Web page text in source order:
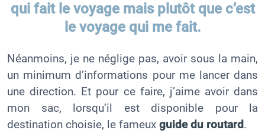
qui fait le voyage mais plutôt que c’est
le voyage qui me fait.
Néanmoins, je ne néglige pas, avoir sous la main,
un minimum d’informations pour me lancer dans
une direction. Et pour ce faire, j’aime avoir dans
mon sac, lorsqu’il est disponible pour la
destination choisie, le fameux guide du routard.